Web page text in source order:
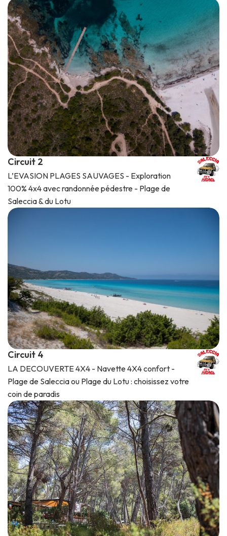
Circuit 2
L’EVASION PLAGES SAUVAGES - Exploration
100% 4x4 avec randonnée pédestre - Plage de
Saleccia & du Lotu
Circuit 4
LA DECOUVERTE 4X4 - Navette 4X4 confort -
Plage de Saleccia ou Plage du Lotu : choisissez votre
coin de paradis